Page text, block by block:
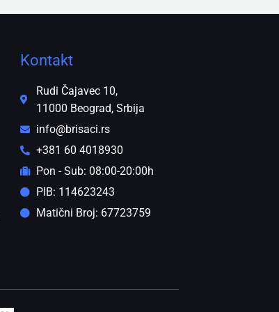
Kontakt
Rudi Čajavec 10,
11000 Beograd, Srbija
info@brisaci.rs
+381 60 4018930
Pon - Sub: 08:00-20:00h
PIB: 114623243
Matični Broj: 67723759